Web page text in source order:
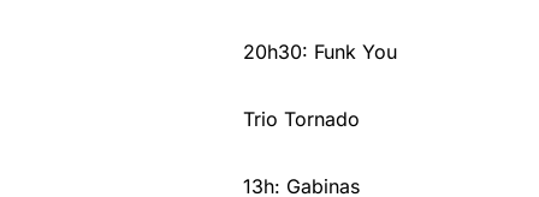
20h30: Funk You
Trio Tornado
13h: Gabinas